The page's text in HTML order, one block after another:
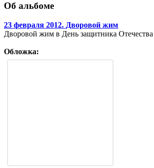
Об альбоме
23 февраля 2012. Дворовой жим
Дворовой жим в День защитника
Обложка: